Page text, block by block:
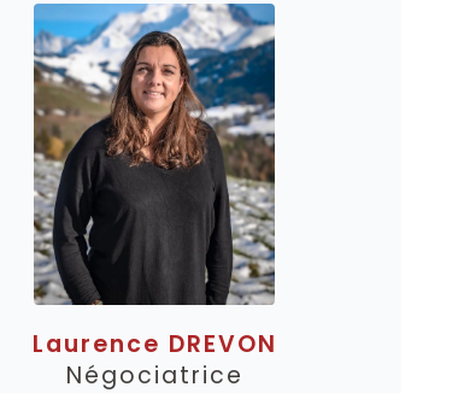
Laurence DREVON
Négociatrice